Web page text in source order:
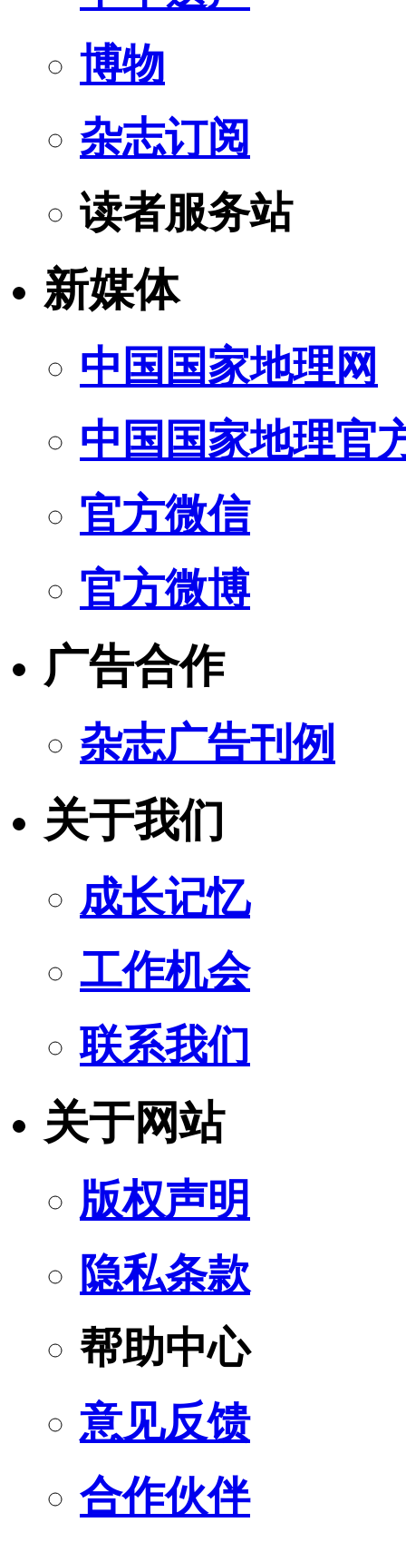
博物
杂志订阅
读者服务站
新媒体
中国国家地理网
中国国家地理官
官方微信
官方微博
广告合作
杂志广告刊例
关于我们
成长记忆
工作机会
联系我们
关于网站
版权声明
隐私条款
帮助中心
意见反馈
合作伙伴